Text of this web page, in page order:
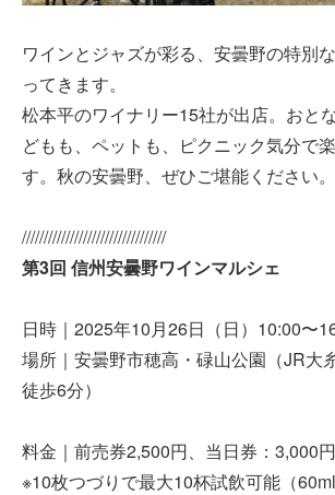
ワインとジャズが彩る、安曇野の特別
ってきます。
松本平のワイナリー15社が出店。おと
どもも、ペットも、ピクニック気分で
す。秋の安曇野、ぜひご堪能ください。
/////////////////////////////////
第3回 信州安曇野ワインマルシェ
日時｜2025年10月26日（日）10:00〜
場所｜安曇野市穂高・碌山公園（JR大
徒歩6分）
料金｜前売券2,500円、当日券：3,000円
※10枚つづりで最大10杯試飲可能（